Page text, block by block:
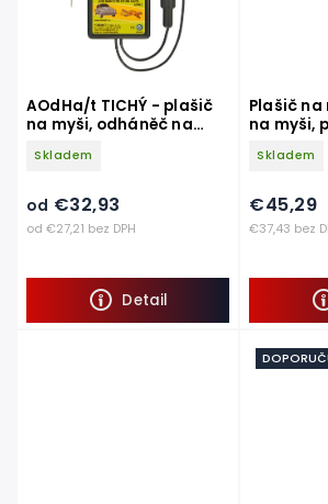
AOdHa/t TICHÝ - plašič
na myši, odháněč na
Skladem
od €27,21 bez DPH
od €32,93
Detail
Plašič na
na myši,
měnícím
Skladem
€37,43 bez
€45,29